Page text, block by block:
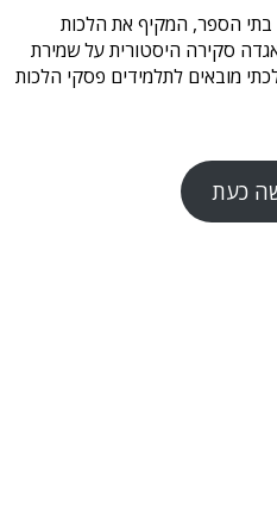
בתי הספר, המקיף את הלכות
סקירה היסטורית על שמירת
מובאים לתלמידים פסקי הלכות
כעת